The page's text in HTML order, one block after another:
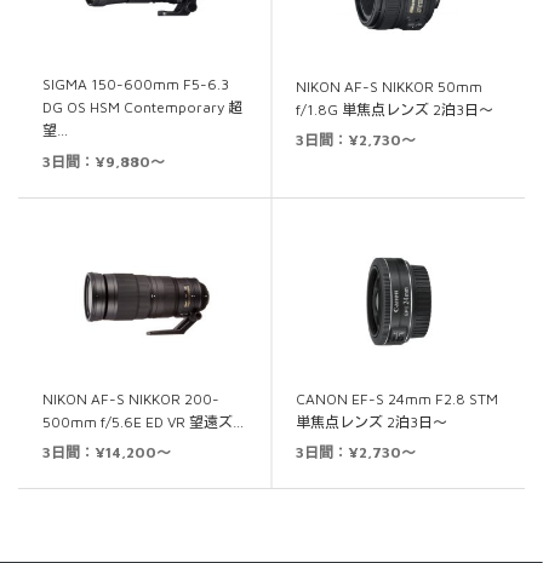
SIGMA 150-600mm F5-6.3
DG OS HSM Contemporary 超
望…
3日間：¥9,880～
NIKON AF-S NIKKOR 50mm
f/1.8G 単焦点レンズ 2泊3日～
3日間：¥2,730～
NIKON AF-S NIKKOR 200-
500mm f/5.6E ED VR 望遠ズ…
3日間：¥14,200～
CANON EF-S 24mm F2.8 STM
単焦点レンズ 2泊3日～
3日間：¥2,730～